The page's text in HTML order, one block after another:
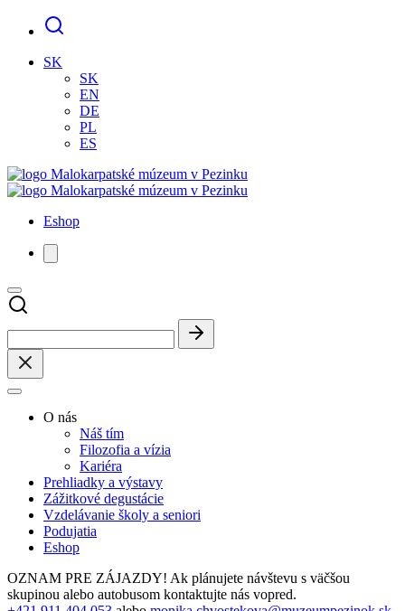
SK
SK
EN
DE
PL
ES
Eshop
O nás
Náš tím
Filozofia a vízia
Kariéra
Prehliadky a výstavy
Zážitkové degustácie
Vzdelávanie školy a seniori
Podujatia
Eshop
OZNAM PRE ZÁJAZDY! Ak plánujete návštevu s väčšou
skupinou alebo autobusom kontaktujte nás vopred.